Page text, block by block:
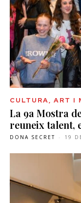
CULTURA, ART I
La 9a Mostra
reuneix talent,
DONA SECRET - 19